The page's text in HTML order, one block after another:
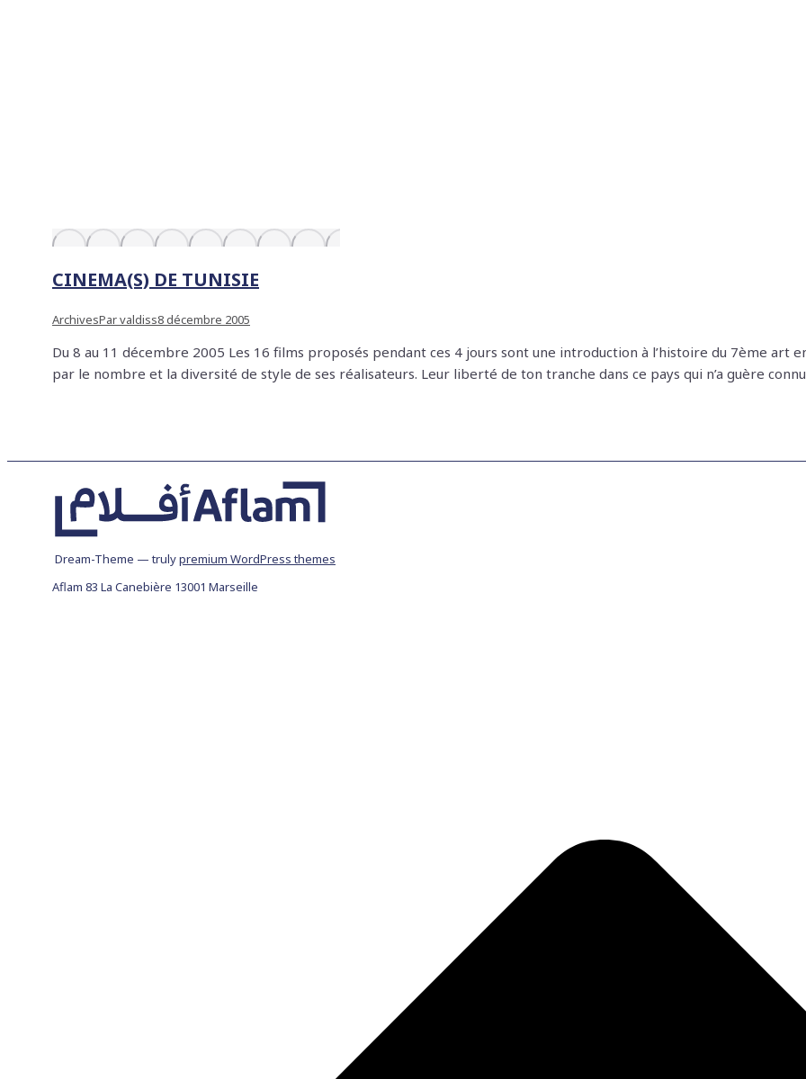
CINEMA(S) DE TUNISIE
ArchivesParvaldiss8 décembre 2005
Du 8 au 11 décembre 2005 Les 16 films proposés pendant ces 4 jours sont une introduction à l’histoire du 7ème art
par le nombre et la diversité de style de ses réalisateurs. Leur liberté de ton tranche dans ce pays qui n’a guère
Dream-Theme — trulypremium WordPress themes
Aflam 83 La Canebière 13001 Marseille